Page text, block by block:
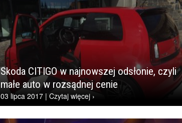
Skoda CITIGO w najnowszej odsłonie, czyli
małe auto w rozsądnej cenie
03 lipca 2017 | Czytaj więcej ›